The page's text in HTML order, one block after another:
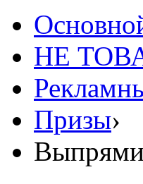
НЕ
Призы›